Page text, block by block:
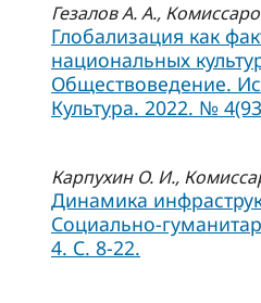
Гезалов А. А.,
Глобализация как
национальных
Обществоведение.
Культура. 2022. №
Карпухин О. И.,
Динамика
Социально-
4. С. 8-22.